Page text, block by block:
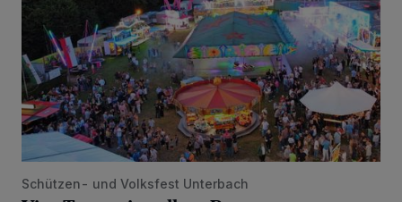
Schützen- und Volksfest Unterbach